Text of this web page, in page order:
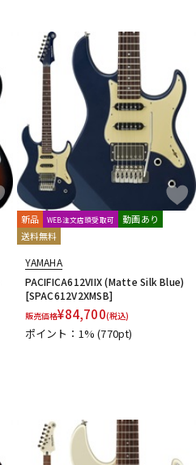
新品 WEB注文店頭受取可
動画あり
送料無料
YAMAHA
PACIFICA612VIIX (Matte Silk Blue)
[SPAC612V2XMSB]
販売価格¥84,700(税込)
ポイント：1%(770pt)